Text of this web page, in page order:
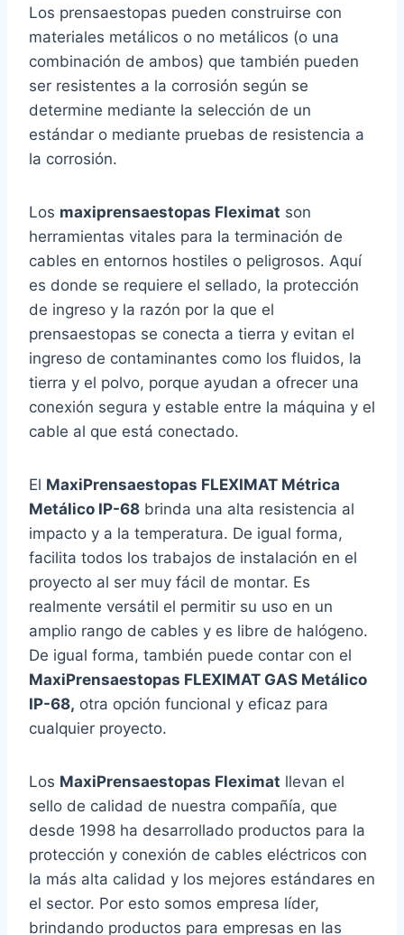
Los prensaestopas pueden construirse con
materiales metálicos o no metálicos (o una
combinación de ambos) que también pueden
ser resistentes a la corrosión según se
determine mediante la selección de un
estándar o mediante pruebas de resistencia a
la corrosión.
Los maxiprensaestopas Fleximat son
herramientas vitales para la terminación de
cables en entornos hostiles o peligrosos. Aquí
es donde se requiere el sellado, la protección
de ingreso y la razón por la que el
prensaestopas se conecta a tierra y evitan el
ingreso de contaminantes como los fluidos, la
tierra y el polvo, porque ayudan a ofrecer una
conexión segura y estable entre la máquina y el
cable al que está conectado.
El MaxiPrensaestopas FLEXIMAT Métrica
Metálico IP-68 brinda una alta resistencia al
impacto y a la temperatura. De igual forma,
facilita todos los trabajos de instalación en el
proyecto al ser muy fácil de montar. Es
realmente versátil el permitir su uso en un
amplio rango de cables y es libre de halógeno.
De igual forma, también puede contar con el
MaxiPrensaestopas FLEXIMAT GAS Metálico
IP-68, otra opción funcional y eficaz para
cualquier proyecto.
Los MaxiPrensaestopas Fleximat llevan el
sello de calidad de nuestra compañía, que
desde 1998 ha desarrollado productos para la
protección y conexión de cables eléctricos con
la más alta calidad y los mejores estándares en
el sector. Por esto somos empresa líder,
brindando productos para empresas en las